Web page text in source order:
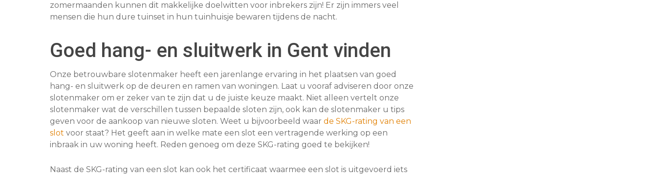
zomermaanden kunnen dit makkelijke doelwitten voor inbrekers zijn! Er zijn immers veel
mensen die hun dure tuinset in hun tuinhuisje bewaren tijdens de nacht.
Goed hang- en sluitwerk in Gent vinden
Onze betrouwbare slotenmaker heeft een jarenlange ervaring in het plaatsen van goed
hang- en sluitwerk op de deuren en ramen van woningen. Laat u vooraf adviseren door onze
slotenmaker om er zeker van te zijn dat u de juiste keuze maakt. Niet alleen vertelt onze
slotenmaker wat de verschillen tussen bepaalde sloten zijn, ook kan de slotenmaker u tips
geven voor de aankoop van nieuwe sloten. Weet u bijvoorbeeld waar de SKG-rating van een
slot voor staat? Het geeft aan in welke mate een slot een vertragende werking op een
inbraak in uw woning heeft. Reden genoeg om deze SKG-rating goed te bekijken!
Naast de SKG-rating van een slot kan ook het certificaat waarmee een slot is uitgevoerd iets